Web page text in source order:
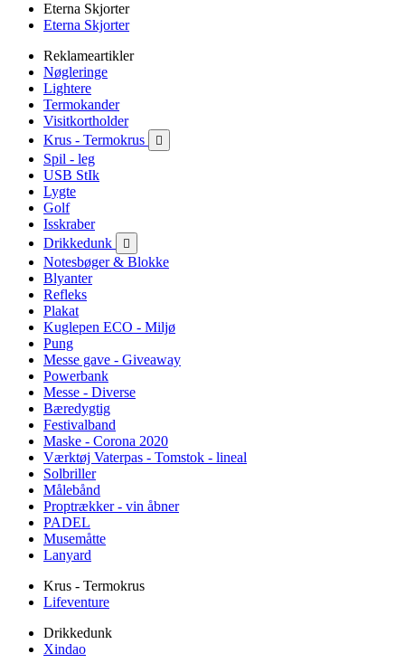
Eterna Skjorter
Eterna Skjorter
Reklameartikler
Nøgleringe
Lightere
Termokander
Visitkortholder
Krus - Termokrus

Spil - leg
USB StIk
Lygte
Golf
Isskraber
Drikkedunk

Notesbøger & Blokke
Blyanter
Refleks
Plakat
Kuglepen ECO - Miljø
Pung
Messe gave - Giveaway
Powerbank
Messe - Diverse
Bæredygtig
Festivalband
Maske - Corona 2020
Værktøj Vaterpas - Tomstok - lineal
Solbriller
Målebånd
Proptrækker - vin åbner
PADEL
Musemåtte
Lanyard
Krus - Termokrus
Lifeventure
Drikkedunk
Xindao